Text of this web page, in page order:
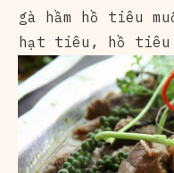
gà hầm hồ tiêu
hạt tiêu , hồ tiêu